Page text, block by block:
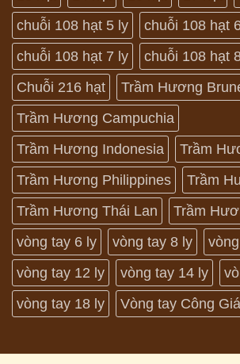
chuỗi 108 hạt 5 ly
chuỗi 108 hạt
chuỗi 108 hạt 7 ly
chuỗi 108 hạt
Chuỗi 216 hạt
Trầm Hương
Trầm Hương Campuchia
Trầm Hương Indonesia
Trầm
Trầm Hương Philippines
Trầm
Trầm Hương Thái Lan
Trầm
vòng tay 6 ly
vòng tay 8 ly
vòng tay 12 ly
vòng tay 14 ly
vòng tay 18 ly
Vòng tay Công